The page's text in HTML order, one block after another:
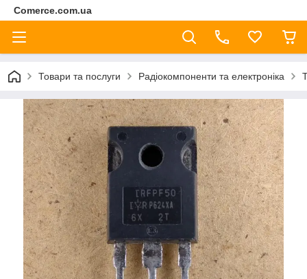
Comerce.com.ua
Товари та послуги Радіокомпоненти та електроніка